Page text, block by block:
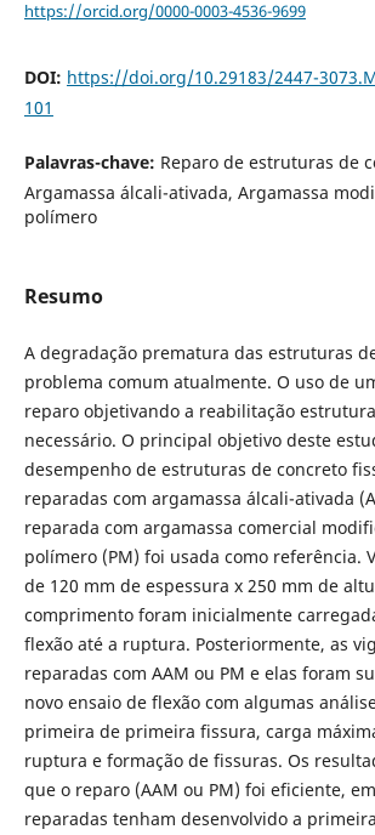
https://orcid.org/0000-0003-4536-9699
DOI: https://doi.org/10.29183/2447-
101
Palavras-chave: Reparo de estruturas de
Argamassa álcali-ativada, Argamassa
polímero
Resumo
A degradação prematura das estruturas
problema comum atualmente. O uso de
reparo objetivando a reabilitação
necessário. O principal objetivo deste
desempenho de estruturas de concreto
reparadas com argamassa álcali-ativada
reparada com argamassa comercial
polímero (PM) foi usada como referência.
de 120 mm de espessura x 250 mm de
comprimento foram inicialmente
flexão até a ruptura. Posteriormente, as
reparadas com AAM ou PM e elas foram
novo ensaio de flexão com algumas
primeira de primeira fissura, carga
ruptura e formação de fissuras. Os
que o reparo (AAM ou PM) foi eficiente,
reparadas tenham desenvolvido a